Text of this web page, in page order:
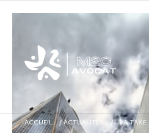
ACCUEIL /ACTUALITÉS / LA TAXE